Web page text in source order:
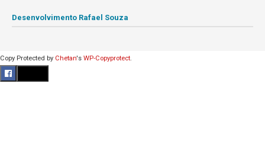
Desenvolvimento Rafael Souza
Copy Protected by Chetan's WP-Copyprotect.